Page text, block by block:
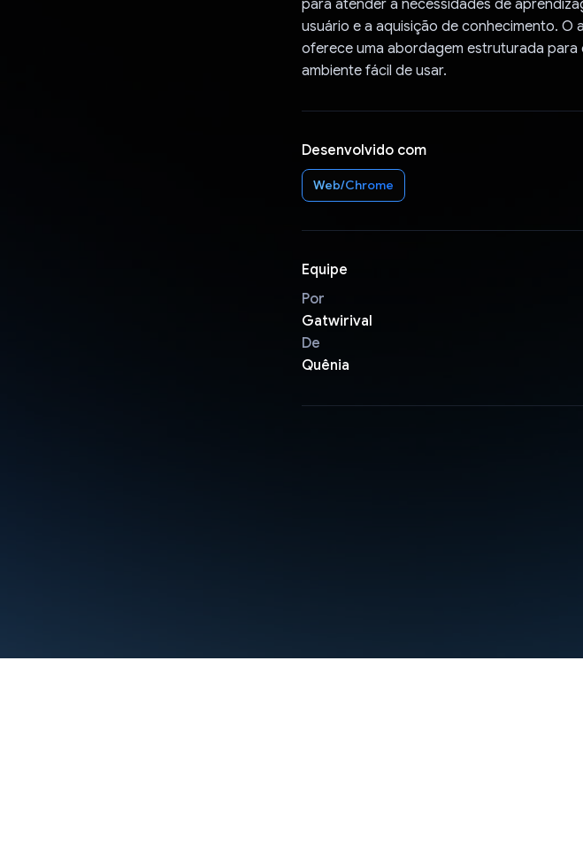
para atender a necessidades de
usuário e a aquisição de conhecimento.
oferece uma abordagem estruturada para
ambiente fácil de usar.
Desenvolvido com
Web/Chrome
Equipe
Por
Gatwirival
De
Quênia